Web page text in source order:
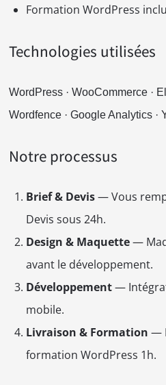
Formation WordPress
Technologies utilisées
WordPress · WooCommerce ·
Wordfence · Google Analytics ·
Notre processus
Brief & Devis— Vous
Devis sous 24h.
Design & Maquette—
avant le développement.
Développement—
mobile.
Livraison & Formation —
formation WordPress 1h.